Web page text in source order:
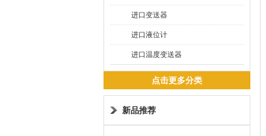
进口变送器
进口液位计
进口温度变送器
点击更多分类
新品推荐